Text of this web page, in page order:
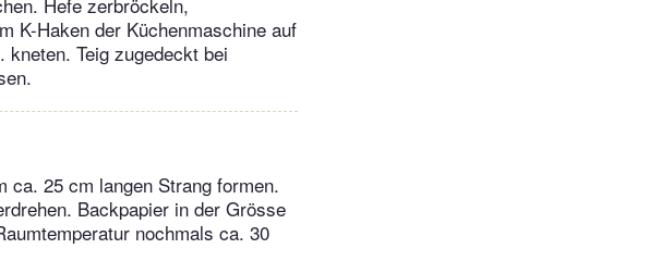
K-Haken der Küchenmaschine auf
Teig zugedeckt bei
ca. 25 cm langen Strang formen.
Backpapier in der Grösse
nochmals ca. 30